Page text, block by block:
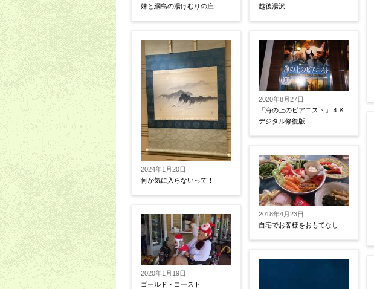
妹と綱島の湯けむりの庄
2024年1月20日
何が気に入らないって！
2020年1月19日
ゴールド・コースト
越後湯沢
2020年8月27日
「海の上のピアニスト」４Ｋ
デジタル修復版
2018年4月23日
自宅でお客様をおもてなし